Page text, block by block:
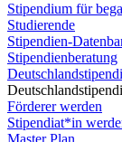
Stipendium für
Studierende
Stipendien-
Stipendienberatung
Förderer werden
Stipendiat*in
Master Plan